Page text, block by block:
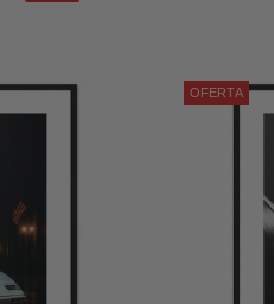
OFERTA